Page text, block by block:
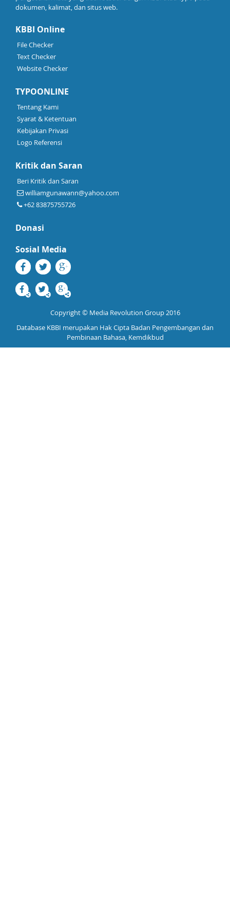
dokumen, kalimat, dan situs web.
KBBI Online
File Checker
Text Checker
Website Checker
TYPOONLINE
Tentang Kami
Syarat & Ketentuan
Kebijakan Privasi
Logo Referensi
Kritik dan Saran
Beri Kritik dan Saran
williamgunawann@yahoo.com
+62 83875755726
Donasi
Sosial Media
Copyright © Media Revolution Group 2016
Database KBBI merupakan Hak Cipta Badan Pengembangan dan
Pembinaan Bahasa, Kemdikbud